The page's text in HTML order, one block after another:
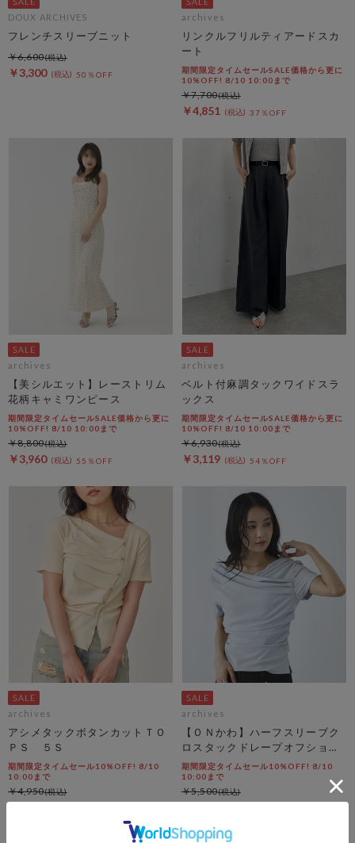
DOUX ARCHIVES
フレンチスリーブニット
￥3,300 50％OFF
￥6,600
archives
リンクルフリルティアードスカ
ート
期間限定タイムセールSALE価格から更に
10%OFF! 8/10 10:00まで
￥4,851 37％OFF
￥7,700
archives
【美シルエット】レーストリム
花柄キャミワンピース
期間限定タイムセールSALE価格から更に
10%OFF! 8/10 10:00まで
￥3,960 55％OFF
￥8,800
archives
ベルト付麻調タックワイドスラ
ックス
期間限定タイムセールSALE価格から更に
10%OFF! 8/10 10:00まで
￥3,119 54％OFF
￥6,930
archives
アシメタックボタンカットＴＯ
ＰＳ ５Ｓ
期間限定タイムセール10%OFF! 8/10
10:00まで
￥4,455
￥4,950
archives
【ＯＮかわ】ハーフスリーブク
ロスタックドレープオフショル
ＴＯＰＳ
期間限定タイムセール10%OFF! 8/10
10:00まで
￥5,500